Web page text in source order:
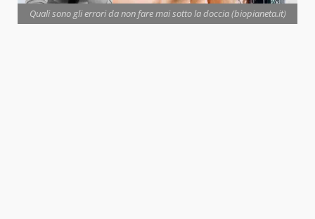
Quali sono gli errori da non fare mai sotto la doccia (biopianeta.it)